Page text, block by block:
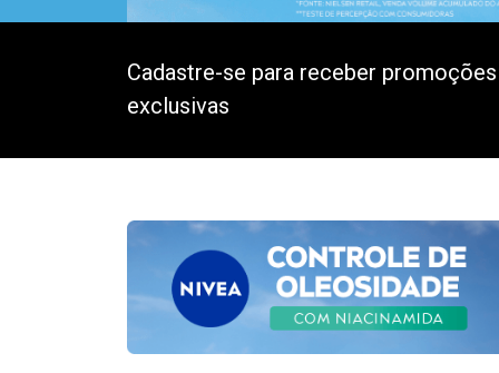
Cadastre-se para receber promoções
exclusivas